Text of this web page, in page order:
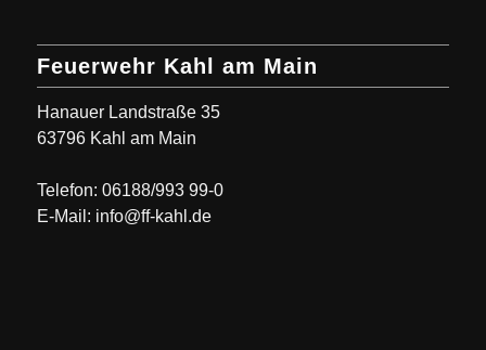
Feuerwehr Kahl am Main
Hanauer Landstraße 35
63796 Kahl am Main
Telefon: 06188/993 99-0
E-Mail: info@ff-kahl.de